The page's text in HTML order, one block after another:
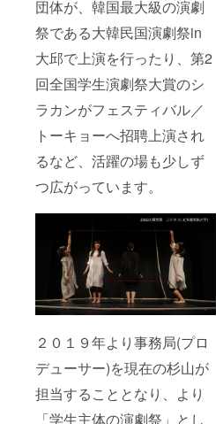
団体が、韓国最大級の演劇
祭である大韓民国演劇祭in
大邱で上演を行ったり、第2
回全国学生演劇祭大賞のシ
ラカンがフェスティバル／
トーキョーへ招聘上演され
るなど、活躍の場も少しず
つ広がっています。
２０１９年より事務局(プロ
デューサー)を現在の杉山が
担当することとなり、より
「学生主体の演劇祭」とし